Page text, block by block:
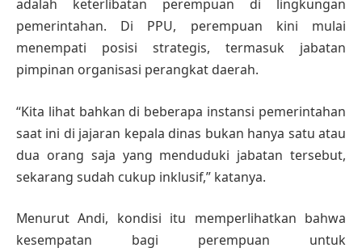
adalah keterlibatan perempuan di lingkungan
pemerintahan. Di PPU, perempuan kini mulai
menempati posisi strategis, termasuk jabatan
pimpinan organisasi perangkat daerah.
“Kita lihat bahkan di beberapa instansi pemerintahan
saat ini di jajaran kepala dinas bukan hanya satu atau
dua orang saja yang menduduki jabatan tersebut,
sekarang sudah cukup inklusif,” katanya.
Menurut Andi, kondisi itu memperlihatkan bahwa
kesempatan bagi perempuan untuk